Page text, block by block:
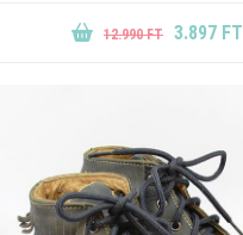
12.990 FT 3.897 FT